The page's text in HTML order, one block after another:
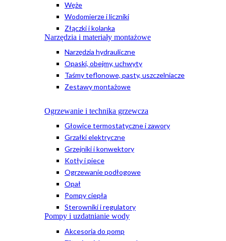
Węże
Wodomierze i liczniki
Złączki i kolanka
Narzędzia i materiały montażowe
Narzędzia hydrauliczne
Opaski, obejmy, uchwyty
Taśmy teflonowe, pasty, uszczelniacze
Zestawy montażowe
Ogrzewanie i technika grzewcza
Głowice termostatyczne i zawory
Grzałki elektryczne
Grzejniki i konwektory
Kotły i piece
Ogrzewanie podłogowe
Opał
Pompy ciepła
Sterowniki i regulatory
Pompy i uzdatnianie wody
Akcesoria do pomp